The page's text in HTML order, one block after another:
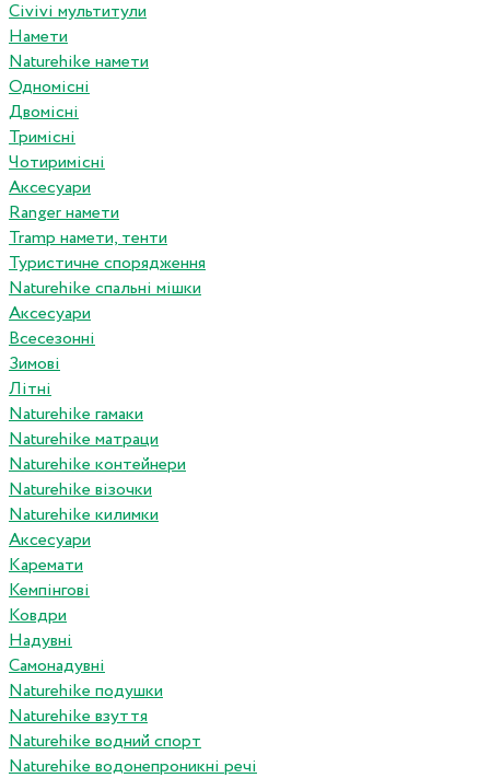
Civivi мультитули
Намети
Naturehike намети
Одномісні
Двомісні
Тримісні
Чотиримісні
Аксесуари
Ranger намети
Tramp намети, тенти
Туристичне спорядження
Naturehike спальні мішки
Аксесуари
Всесезонні
Зимові
Літні
Naturehike гамаки
Naturehike матраци
Naturehike контейнери
Naturehike візочки
Naturehike килимки
Аксесуари
Каремати
Кемпінгові
Ковдри
Надувні
Самонадувні
Naturehike подушки
Naturehike взуття
Naturehike водний спорт
Naturehike водонепроникні речі